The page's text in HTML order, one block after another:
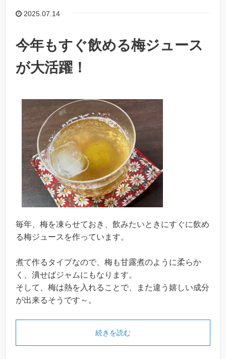
2025.07.14
今年もすぐ飲める梅ジュース
が大活躍！
毎年、梅を凍らせておき、飲みたいときにすぐに飲め
る梅ジュースを作っています。
煮て作るタイプなので、梅も甘露煮のように柔らか
く、潰せばジャムにもなります。
そして、梅は熱を入れることで、また違う嬉しい成分
が出来るそうです～。
続きを読む